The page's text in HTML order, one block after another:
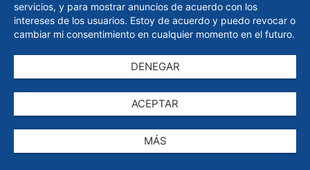
servicios, y para mostrar anuncios de acuerdo con los
intereses de los usuarios. Estoy de acuerdo y puedo revocar o
cambiar mi consentimiento en cualquier momento en el futuro.
DENEGAR
ACEPTAR
MÁS